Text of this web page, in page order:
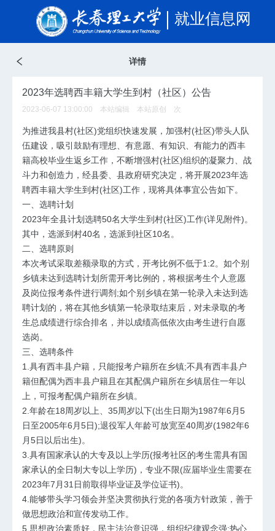
就业信息网
详情
2023年选聘西丰籍大学生到村（社区）公告
2023-06-07 13:00:00 本站编辑 本站原创 次
为推进我县村(社区)党组织快速发展，加强村(社区)带头人队
伍建设，吸引鼓励有理想、有意愿、有知识、有能力的西丰
籍高校毕业生返乡工作，不断增强村(社区)组织的凝聚力、战
斗力和创造力，经县委、县政府研究决定，将开展2023年选
聘西丰籍大学生到村(社区)工作，现将具体事宜公告如下。
一、选聘计划
2023年全县计划选聘50名大学生到村(社区)工作(详见附件)。
其中，选派到村40名，选派到社区10名。
二、选聘原则
本次考试采取差额录取的方式，开考比例不低于1:2。如个别
乡镇未达到选聘计划所需开考比例的，将根据考生个人意愿
及岗位报考条件进行调剂;如个别乡镇在第一轮录入未达到选
聘计划的，将在其他乡镇第一轮录取结束后，对未录取的考
生总成绩进行综合排名，并以成绩高低依次由考生进行自愿
选岗。
三、选聘条件
1.具有西丰县户籍，只能报考户籍所在乡镇;不具有西丰县户
籍但配偶为西丰县户籍且在其配偶户籍所在乡镇居住一年以
上，可报考配偶户籍所在乡镇。
2.年龄在18周岁以上、35周岁以下(出生日期为1987年6月5
日至2005年6月5日);退役军人年龄可放宽至40周岁(1982年6
月5日以后出生)。
3.具有国家承认的大专及以上学历(报考社区的考生需具有国
家承认的全日制大专以上学历)，专业不限(应届毕业生需要在
2023年7月31日前取得毕业证及学位证书)。
4.能够带头学习领会并坚决贯彻执行党的各项方针政策，善于
做思想政治和宣传发动工作。
5.思想政治素质好，民主法治意识强，组织纪律观念强;热心